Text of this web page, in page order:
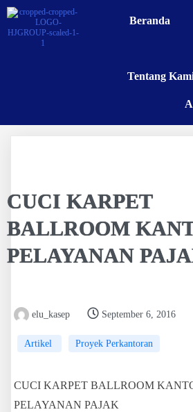
Beranda
Tentang
CUCI KARPET
BALLROOM
PELAYANAN
elu_kasep September 6, 2016
Artikel Proyek Perkantoran
CUCI KARPET BALLROOM
PELAYANAN PAJAK